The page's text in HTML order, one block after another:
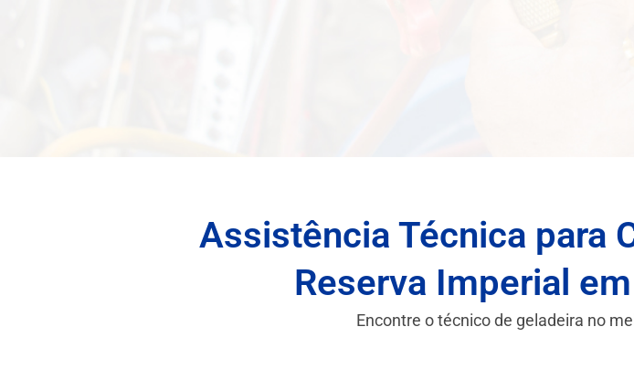
Assistência Técnica para
Reserva Imperial
Encontre o técnico de geladeira no